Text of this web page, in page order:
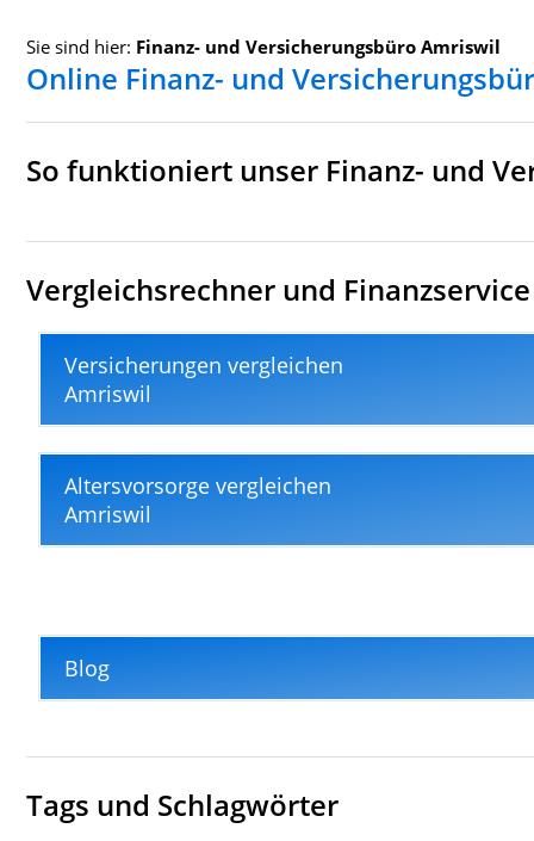
Sie sind hier: Finanz- und Versicherungsbüro Amriswil
Online Finanz- und
So funktioniert unser Finanz- und
Vergleichsrechner und
Versicherungen vergleichen
Amriswil
Altersvorsorge vergleichen
Amriswil
Blog
Tags und Schlagwörter